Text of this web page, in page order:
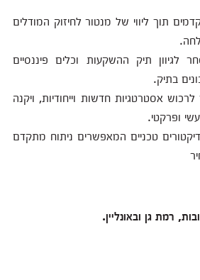
תוך ליווי של מנטור לחיזוק המודלים
לגיוון תיק ההשקעות וכלים פיננסיים
בתיק.
אסטרטגיות חדשות וייחודיות, ויקנה
ופרקטי.
טכניים המאפשרים ניתוח מתקדם
רמת גן ובאונליין.